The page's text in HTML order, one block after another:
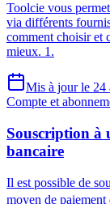
Toolcie vous
via différents
comment choisir et
mieux. 1.
Mis à jour le 24
Compte et
Souscription à
bancaire
Il est possible de
moyen de